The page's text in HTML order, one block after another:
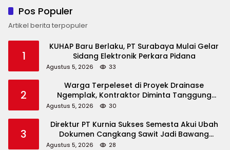
Pos Populer
Artikel berita terpopuler
1
KUHAP Baru Berlaku, PT Surabaya Mulai Gelar
Sidang Elektronik Perkara Pidana
Agustus 5, 2026 33
2
Warga Terpeleset di Proyek Drainase
Ngemplak, Kontraktor Diminta Tanggung
Biaya Korban
Agustus 5, 2026 30
3
Direktur PT Kurnia Sukses Semesta Akui Ubah
Dokumen Cangkang Sawit Jadi Bawang
Agustus 5, 2026 28